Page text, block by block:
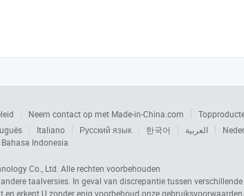
Neem contact op met Made-in-China.com
Italiano Русский язык 한국어 العربية
Bahasa Indonesia
Co., Ltd. Alle rechten voorbehouden
taalversies. In geval van discrepantie tussen verschillende
erkent U zonder enig voorbehoud onze gebruiksvoorwaarden.